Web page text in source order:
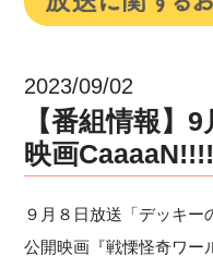
2023/09/02
【番組情報】
映画CaaaaN!!!!
９月８日放送「デッキー
公開映画『戦慄怪奇ワー